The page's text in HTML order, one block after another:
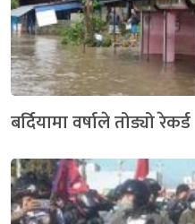
बर्दियामा वर्षाले तोड्यो रेकर्ड